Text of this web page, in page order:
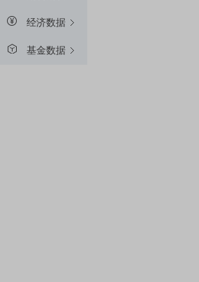
经济数据
基金数据